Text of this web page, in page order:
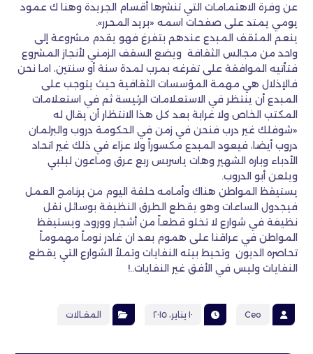
عن وفرة الاهتمامات التي تنشرها أقسام الجريدة وهنا ك عمود
يومي يمتد على صفحات اسمه «بريد المحرر».
ينعم المثقف المبدع عندهم بتفرغ فهو يقدم مشروعة إلى
واحد من مجالس الثقافة ويضع السقف الزمني لأنجاز المشروع
فتأتيه الموافقة على تفرغه بمرب لمدة سنة أو سنتين، اما نحن
فالإذلال هي مهمة المؤسسات الثقافية حيث يتوجب على
المبدع أن ينتظر في الاستعلامات الرئيسة ثم في استعلامات
المكتب الخاص ولا غرابة بعد كل هذا الانتظار أن يقال له
«شوفلك غير درب فنحن في زمن في الحكومة دروب والبرلمان
دروب أيضا، فيعود المبدع مكسوراً ولا عزاء في ذلك غير اتحاد
الأدباء وباره الشهير وهات ياسربس ربع عرق وماعون لبلبي
ويلعن أبو الدروب.
يستيقظ المواطن هناك وأمامه حلقة اليوم من برنامج العمل
فيجدول الساعات وهو يقطع الطرق النظيفة بوسائل نقل
نظيفة في شوارع لا تخلو قطعاً من أشجار وورود، ويستيقظ
المواطن في عراقنا على هموم بعد ان غادر نوماً مهموماً
تحاصره الديون وتحيط بيته النفايات وتملأ الشوارع التي يقطع
النفايات وليس في الأفق غير النفايات..!
Ceo ١٠ يناير، ٢٠١٥ المقـالات